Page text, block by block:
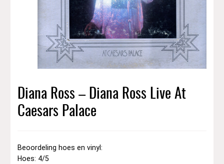
Diana Ross – Diana Ross Live At
Caesars Palace
Beoordeling hoes en vinyl:
Hoes: 4/5